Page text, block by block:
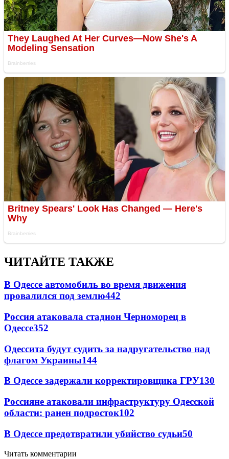
ЧИТАЙТЕ ТАКЖЕ
В Одессе автомобиль во время движения
провалился под землю442
Россия атаковала стадион Черноморец в
Одессе352
Одессита будут судить за надругательство над
флагом Украины144
В Одессе задержали корректировщика ГРУ130
Россияне атаковали инфраструктуру Одесской
области: ранен подросток102
В Одессе предотвратили убийство судьи50
Читать комментарии